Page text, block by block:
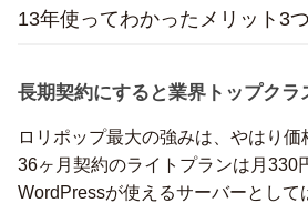
13年使ってわかったメリット3つ
長期契約にすると業界トップクラ
ロリポップ最大の強みは、やはり価
36ヶ月契約のライトプランは月330
WordPressが使えるサーバーとして